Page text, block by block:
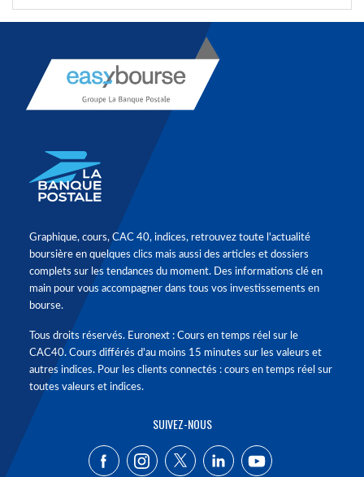
Graphique, cours, CAC 40, indices, retrouvez toute l'actualité
boursière en quelques clics mais aussi des articles et dossiers
complets sur les tendances du moment. Des informations clé en
main pour vous accompagner dans tous vos investissements en
bourse.
Tous droits réservés. Euronext : Cours en temps réel sur le
CAC40. Cours différés d'au moins 15 minutes sur les valeurs et
autres indices. Pour les clients connectés : cours en temps réel sur
toutes valeurs et indices.
SUIVEZ-NOUS